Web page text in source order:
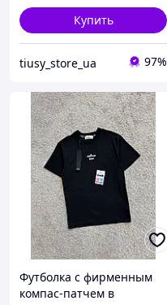
Купить
tiusy_store_ua 97%
Футболка с фирменным
компас-патчем в